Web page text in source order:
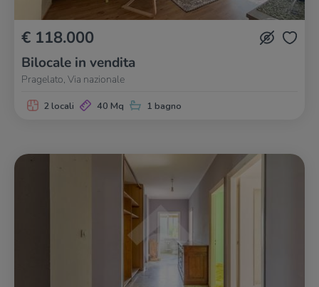
€ 118.000
Bilocale in vendita
Pragelato, Via nazionale
2 locali 40 Mq 1 bagno